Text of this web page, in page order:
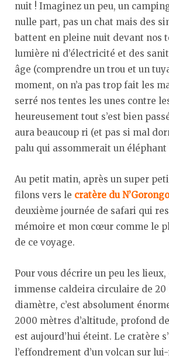
nuit ! Imaginez un peu, un
nulle part, pas un chat mais des
battent en pleine nuit devant nos
lumière ni d’électricité et des
âge (comprendre un trou et un
moment, on n’a pas trop fait les
serré nos tentes les unes contre
heureusement tout s’est bien
aura beaucoup ri (et pas si mal
palu qui assommerait un éléphant
Au petit matin, après un super
filons vers le cratère du
deuxième journée de safari qui
mémoire et mon cœur comme le
de ce voyage.
Pour vous décrire un peu les
immense caldeira circulaire de
diamètre, c’est absolument
2000 mètres d’altitude, profond
est aujourd’hui éteint. Le cratère
l’effondrement d’un volcan sur